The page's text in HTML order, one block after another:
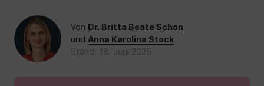
Von Dr. Britta Beate Schön
und Anna Karolina Stock
Stand: 18. Juni 2025